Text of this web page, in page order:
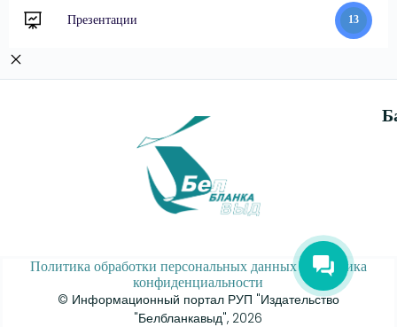
Презентации 13
Политика обработки персональных данных
Политика
конфиденциальности
© Информационный портал РУП "Издательство
"Белбланкавыд", 2026